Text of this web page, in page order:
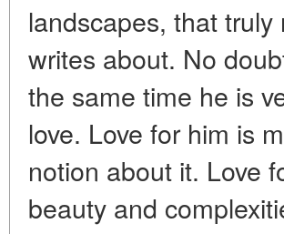
landscapes, that
writes about. No
the same time he is
love. Love for him is
notion about it. Love
beauty and